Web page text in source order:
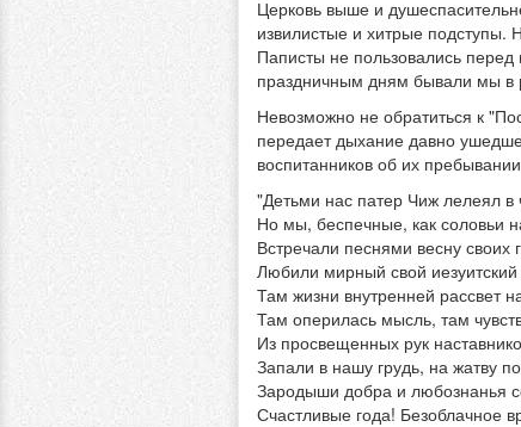
Церковь выше и
извилистые и хитрые подступы.
Паписты не пользовались
праздничным дням бывали мы в
Невозможно не обратиться к
передает дыхание давно
воспитанников об их
"Детьми нас патер Чиж лелеял в
Но мы, беспечные, как соловьи
Встречали песнями весну своих
Любили мирный свой иезуитский
Там жизни внутренней рассвет
Там оперилась мысль, там
Из просвещенных рук
Запали в нашу грудь, на жатву
Зародыши добра и любознанья
Счастливые года! Безоблачное